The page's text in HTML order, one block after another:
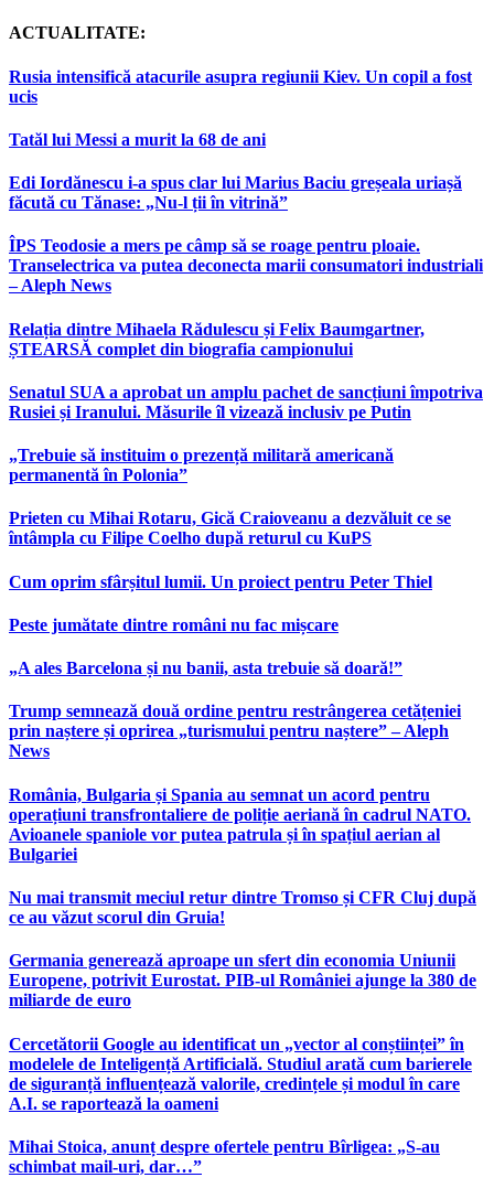
ACTUALITATE:
Rusia intensifică atacurile asupra regiunii Kiev. Un copil a fost
ucis
Tatăl lui Messi a murit la 68 de ani
Edi Iordănescu i-a spus clar lui Marius Baciu greșeala uriașă
făcută cu Tănase: „Nu-l ții în vitrină”
ÎPS Teodosie a mers pe câmp să se roage pentru ploaie.
Transelectrica va putea deconecta marii consumatori industriali
– Aleph News
Relația dintre Mihaela Rădulescu și Felix Baumgartner,
ȘTEARSĂ complet din biografia campionului
Senatul SUA a aprobat un amplu pachet de sancțiuni împotriva
Rusiei și Iranului. Măsurile îl vizează inclusiv pe Putin
„Trebuie să instituim o prezență militară americană
permanentă în Polonia”
Prieten cu Mihai Rotaru, Gică Craioveanu a dezvăluit ce se
întâmpla cu Filipe Coelho după returul cu KuPS
Cum oprim sfârșitul lumii. Un proiect pentru Peter Thiel
Peste jumătate dintre români nu fac mișcare
„A ales Barcelona și nu banii, asta trebuie să doară!”
Trump semnează două ordine pentru restrângerea cetățeniei
prin naștere și oprirea „turismului pentru naștere” – Aleph
News
România, Bulgaria și Spania au semnat un acord pentru
operațiuni transfrontaliere de poliție aeriană în cadrul NATO.
Avioanele spaniole vor putea patrula și în spațiul aerian al
Bulgariei
Nu mai transmit meciul retur dintre Tromso și CFR Cluj după
ce au văzut scorul din Gruia!
Germania generează aproape un sfert din economia Uniunii
Europene, potrivit Eurostat. PIB-ul României ajunge la 380 de
miliarde de euro
Cercetătorii Google au identificat un „vector al conștiinței” în
modelele de Inteligență Artificială. Studiul arată cum barierele
de siguranță influențează valorile, credințele și modul în care
A.I. se raportează la oameni
Mihai Stoica, anunț despre ofertele pentru Bîrligea: „S-au
schimbat mail-uri, dar…”